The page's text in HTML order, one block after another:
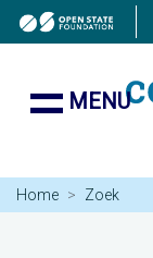
MENU
Home Zoek